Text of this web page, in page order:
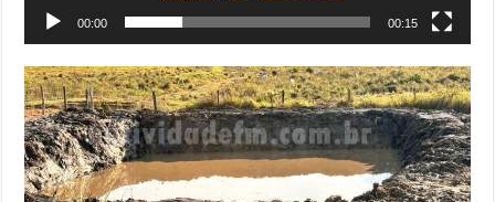
00:00 00:15